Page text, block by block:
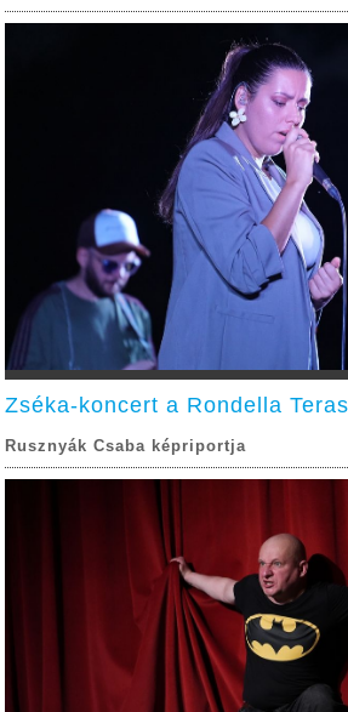
Zséka-koncert a Rondella
Rusznyák Csaba képriportja